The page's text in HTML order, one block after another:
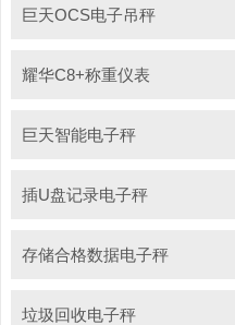
巨天OCS电子吊秤
耀华C8+称重仪表
巨天智能电子秤
插U盘记录电子秤
存储合格数据电子秤
垃圾回收电子秤